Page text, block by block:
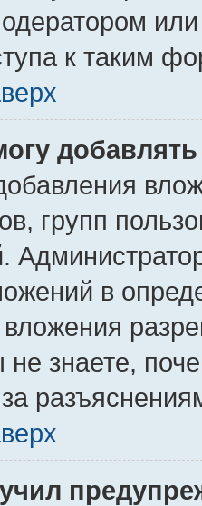
к таким
групп
в
вложения
не знаете,